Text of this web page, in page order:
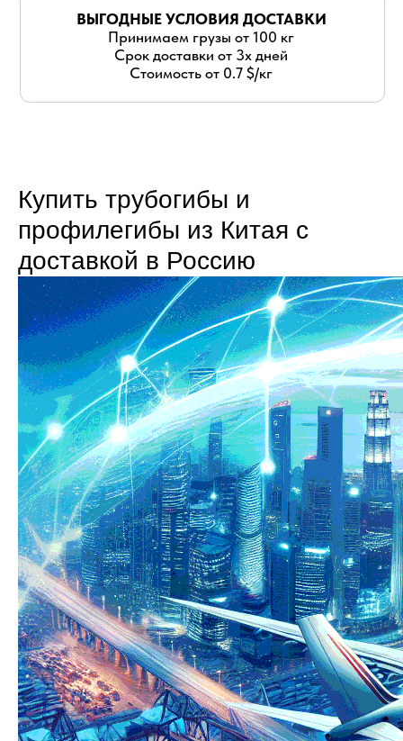
Купить трубогибы и
профилегибы из Китая с
доставкой в Россию